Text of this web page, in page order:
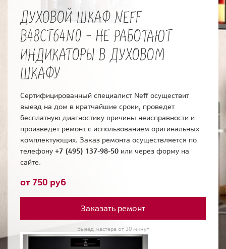
ДУХОВОЙ ШКАФ NEFF
B48CT64N0 - НЕ РАБОТАЮТ
ИНДИКАТОРЫ В ДУХОВОМ
ШКАФУ
Сертифицированный специалист Neff осуществит
выезд на дом в кратчайшие сроки, проведет
бесплатную диагностику причины неисправности и
произведет ремонт с использованием оригинальных
комплектующих. Заказ ремонта осуществляется по
телефону +7 (495) 137-98-50 или через форму на
сайте.
от 750 руб
Заказать ремонт
Выезд мастера от 30 минут